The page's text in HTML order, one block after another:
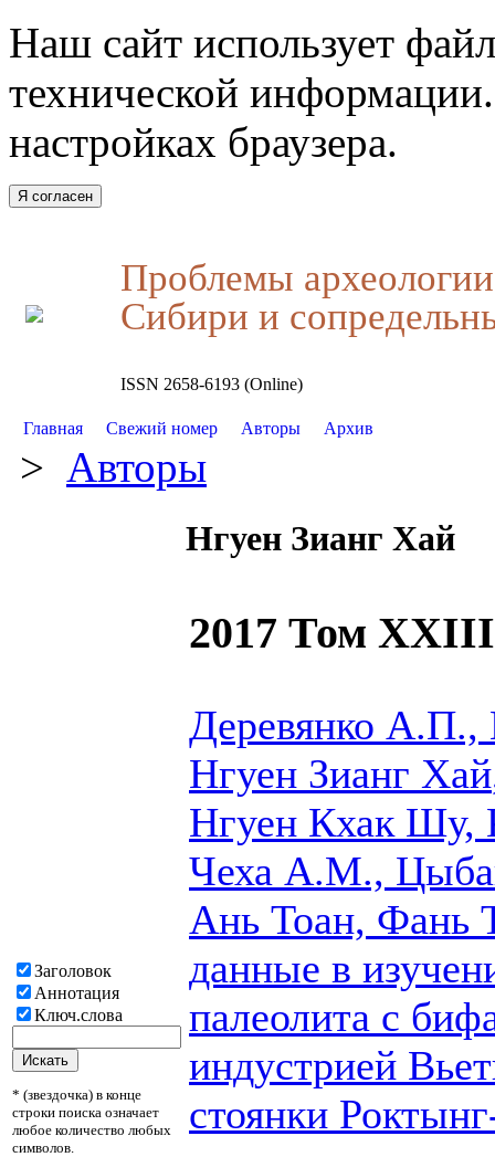
Наш сайт использует
технической
настройках браузера.
Я согласен
Проблемы
Сибири и
ISSN 2658-6193 (Online)
Главная Свежий номер Авторы Архив
> Авторы
Заголовок
Аннотация
Ключ.слова
* (звездочка) в конце
строки поиска означает
любое количество любых
символов.
Нгуен Зианг Хай
2017 Том XXIII
Деревянко
Нгуен Зианг Хай
Нгуен Кхак Шу,
Чеха А.М.,
Ань Тоан, Фань
данные в
палеолита с
индустрией
стоянки